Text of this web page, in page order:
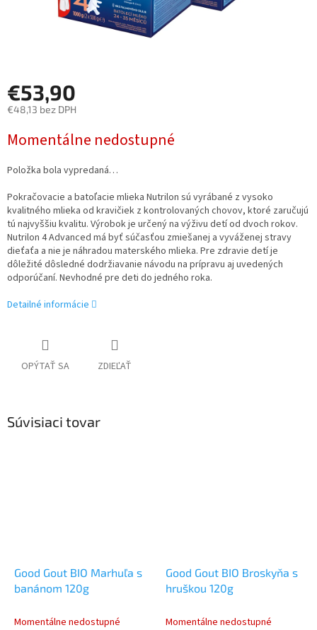
€53,90
€48,13 bez DPH
cena:
Momentálne nedostupné
Položka bola vypredaná…
Pokračovacie a batoľacie mlieka Nutrilon sú vyrábané z vysoko
kvalitného mlieka od kravičiek z kontrolovaných chovov, ktoré zaručujú
tú najvyššiu kvalitu. Výrobok je určený na výživu detí od dvoch rokov.
Nutrilon 4 Advanced má byť súčasťou zmiešanej a vyváženej stravy
dieťaťa a nie je náhradou materského mlieka. Pre zdravie detí je
dôležité dôsledné dodržiavanie návodu na prípravu aj uvedených
odporúčaní. Nevhodné pre deti do jedného roka.
Detailné informácie
OPÝTAŤ SA ZDIEĽAŤ
Súvisiaci tovar
Good Gout BIO Marhuľa s
banánom 120g
Momentálne nedostupné
Good Gout BIO Broskyňa s
hruškou 120g
Momentálne nedostupné